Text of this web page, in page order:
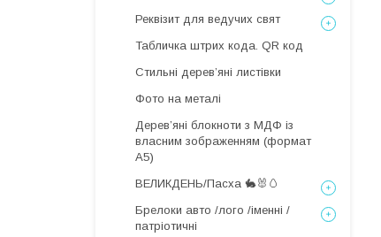
Реквізит для ведучих свят
Табличка штрих кода. QR код
Стильні деревʼяні листівки
Фото на металі
Дерев’яні блокноти з МДФ із
власним зображенням (формат
А5)
ВЕЛИКДЕНЬ/Пасха 🐇🐰🥚
Брелоки авто /лого /іменні /
патріотичні